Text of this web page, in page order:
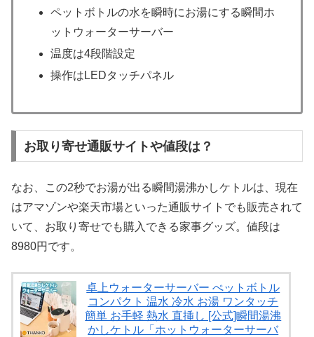
ペットボトルの水を瞬時にお湯にする瞬間ホ
ットウォーターサーバー
温度は4段階設定
操作はLEDタッチパネル
お取り寄せ通販サイトや値段は？
なお、この2秒でお湯が出る瞬間湯沸かしケトルは、現在
はアマゾンや楽天市場といった通販サイトでも販売されて
いて、お取り寄せでも購入できる家事グッズ。値段は
8980円です。
卓上ウォーターサーバー ぺットボトル
コンパクト 温水 冷水 お湯 ワンタッチ
簡単 お手軽 熱水 直挿し [公式]瞬間湯沸
かしケトル「ホットウォーターサーバ